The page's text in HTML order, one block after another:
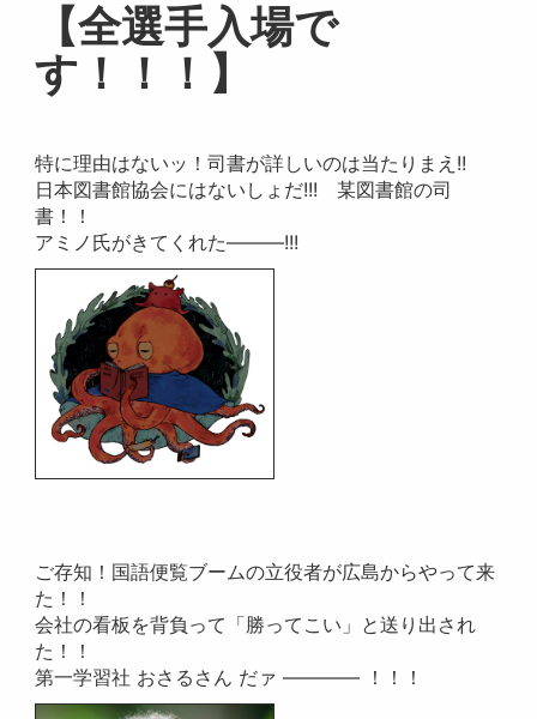
【全選手入場で
す！！！】
特に理由はないッ！司書が詳しいのは当たりまえ!!
日本図書館協会にはないしょだ!!! 某図書館の司
書！！
アミノ氏がきてくれた―――!!!
ご存知！国語便覧ブームの立役者が広島からやって来
た！！
会社の看板を背負って「勝ってこい」と送り出され
た！！
第一学習社 おさるさん だァ ―――― ！！！